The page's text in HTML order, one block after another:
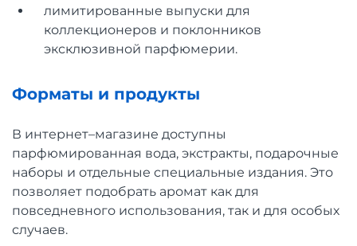
лимитированные выпуски для
коллекционеров и поклонников
эксклюзивной парфюмерии.
Форматы и продукты
В интернет–магазине доступны
парфюмированная вода, экстракты, подарочные
наборы и отдельные специальные издания. Это
позволяет подобрать аромат как для
повседневного использования, так и для особых
случаев.